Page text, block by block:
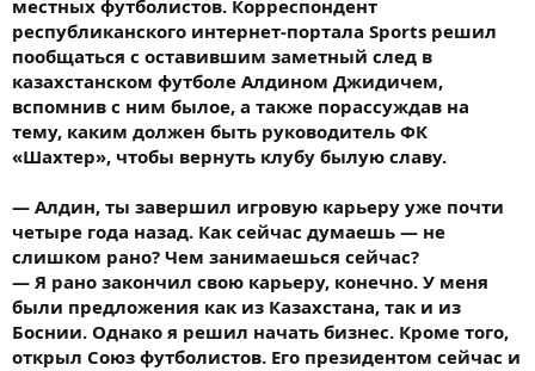
местных футболистов. Корреспондент
республиканского интернет-портала Sports решил
пообщаться с оставившим заметный след в
казахстанском футболе Алдином Джидичем,
вспомнив с ним былое, а также порассуждав на
тему, каким должен быть руководитель ФК
«Шахтер», чтобы вернуть клубу былую славу.
— Алдин, ты завершил игровую карьеру уже почти
четыре года назад. Как сейчас думаешь — не
слишком рано? Чем занимаешься сейчас?
— Я рано закончил свою карьеру, конечно. У меня
были предложения как из Казахстана, так и из
Боснии. Однако я решил начать бизнес. Кроме того,
открыл Союз футболистов. Его президентом сейчас и